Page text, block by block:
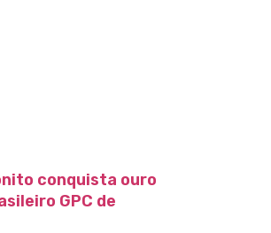
conquista ouro
GPC de